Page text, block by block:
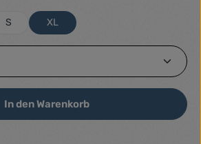
S XL
den gewünschten Wert ein
In den Warenkorb